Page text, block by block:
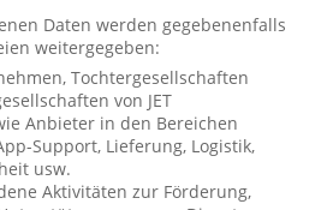
Daten werden gegebenenfalls
weitergegeben:
Tochtergesellschaften
von JET
Anbieter in den Bereichen
Support, Lieferung, Logistik,
usw.
Aktivitäten zur Förderung,